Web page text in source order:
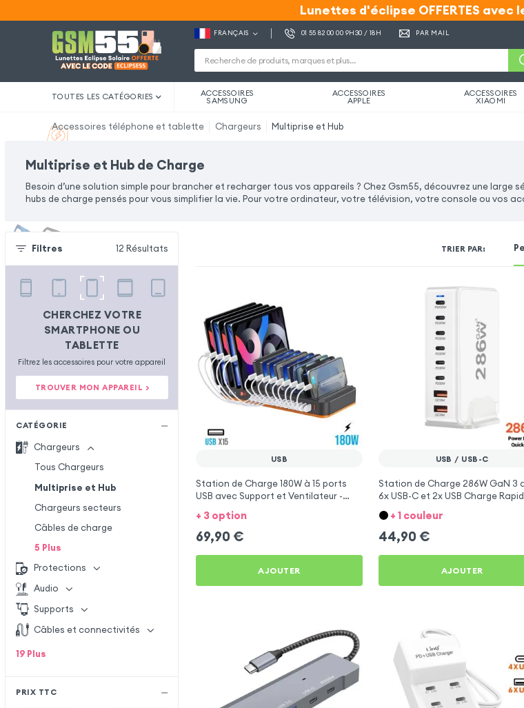
Lunettes d'éclipse OFFERTES avec
Lunettes d'éclipse OFFERTES avec le
FRANÇAIS 01 55 82 00 00 9H30 / 18H PAR MAIL
TOUTES LES CATÉGORIES ACCESSOIRES
SAMSUNG
ACCESSOIRES
APPLE
ACCESSOIRES
XIAOMI
Accessoires téléphone et tablette Chargeurs Multiprise et Hub
Multiprise et Hub de Charge
Besoin d’une solution simple pour brancher et recharger tous vos appareils ? Chez Gsm55, découvrez une large
hubs de charge pensés pour vous simplifier la vie. Pour votre ordinateur, votre télévision, votre console ou vos
Filtres 12 Résultats
CHERCHEZ VOTRE
SMARTPHONE OU
TABLETTE
Filtrez les accessoires pour votre appareil
TROUVER MON APPAREIL >
CATÉGORIE
Chargeurs
Tous Chargeurs
Multiprise et Hub
Chargeurs secteurs
Câbles de charge
5 Plus
Protections
Audio
Supports
Câbles et connectivités
19 Plus
PRIX TTC
TRIER PAR:
USB
Station de Charge 180W à 15 ports
USB avec Support et Ventilateur -
+ 3 option
69,90 €
AJOUTER
USB / USB-C
Station de Charge 286W GaN 3
6x USB-C et 2x USB Charge
Blanc
+ 1 couleur
44,90 €
AJOUTER